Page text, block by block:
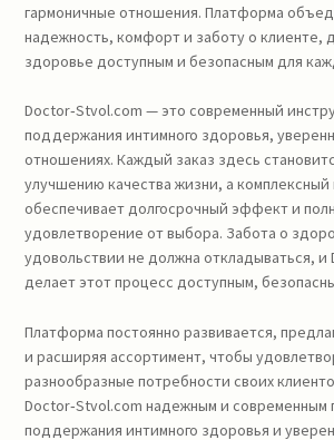
гармоничные отношения. Платформа
надежность, комфорт и заботу о клиенте,
здоровье доступным и безопасным для
Doctor‑Stvol.com — это современный
поддержания интимного здоровья,
отношениях. Каждый заказ здесь
улучшению качества жизни, а
обеспечивает долгосрочный эффект и
удовлетворение от выбора. Забота о
удовольствии не должна откладываться, и
делает этот процесс доступным,
Платформа постоянно развивается,
и расширяя ассортимент, чтобы
разнообразные потребности своих
Doctor‑Stvol.com надежным и современным
поддержания интимного здоровья и